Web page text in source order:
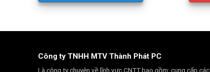
Công ty TNHH MTV Thành Phát PC
Là công ty chuyên về lĩnh vực CNTT bao gồm: cung cấp các